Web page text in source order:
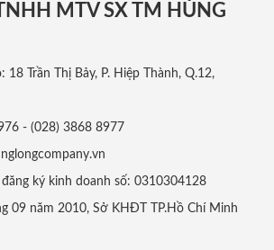
MTV SX TM HÙNG
18 Trần Thị Bảy, P. Hiệp Thành, Q.12,
- (028) 3868 8977
ký kinh doanh số: 0310304128
09 năm 2010, Sở KHĐT TP.Hồ Chí Minh